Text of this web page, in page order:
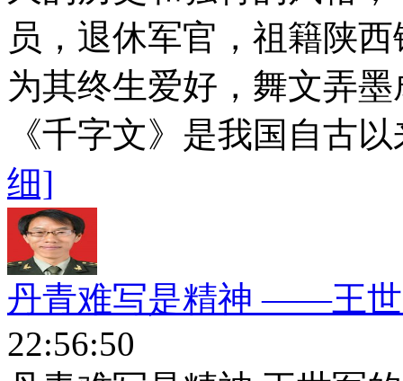
员，退休军官，祖籍陕
为其终生爱好，舞文弄
《千字文》是我国自古
细]
丹青难写是精神 ——王
22:56:50